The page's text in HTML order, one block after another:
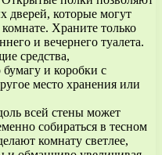
дверей, которые могут
Храните только
и вечернего туалета.
средства,
и коробки с
место хранения или
всей стены может
собираться в тесном
комнату светлее,